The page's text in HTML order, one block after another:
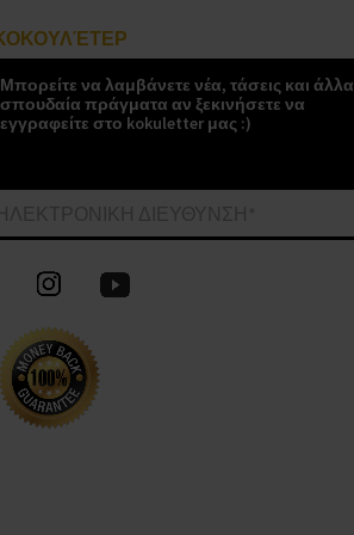
Μπορείτε να λαμβάνετε νέα, τάσεις και άλλα
σπουδαία πράγματα αν ξεκινήσετε να
εγγραφείτε στο kokuletter μας :)